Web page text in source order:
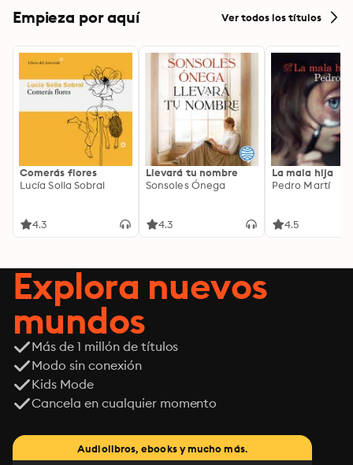
Empieza por aquí Ver todos los títulos
Comerás flores
Lucía Solla Sobral
4.3
Llevará tu nombre
Sonsoles Ónega
4.3
La mala hija
Pedro Martí
4.5
Explora nuevos
mundos
Más de 1 millón de títulos
Modo sin conexión
Kids Mode
Cancela en cualquier momento
Audiolibros, ebooks y mucho más.